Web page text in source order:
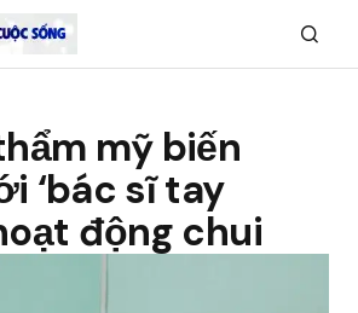
mỹ biến
‘bác sĩ tay
động chui